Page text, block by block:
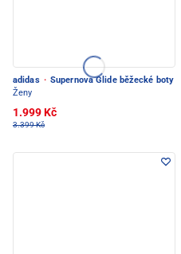
adidas · Supernova Glide běžecké boty
Ženy
1.999 Kč
3.399 Kč